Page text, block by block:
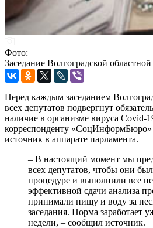
Фото:
Заседание Волгоградской
Перед каждым заседанием
всех депутатов подвергнут
наличие в организме вируса Covid-
корреспонденту
источник в аппарате парламента.
– В настоящий момент мы
всех депутатов, чтобы они
процедуре и выполнили все
эффективной сдачи анализа
принимали пищу и воду за
заседания. Норма заработает
недели, – сообщил источник.